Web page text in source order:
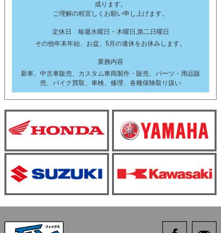
成ります。
ご理解の程宜しくお願い申し上げます。
定休日 毎週水曜日・木曜日,第二日曜日
その他年末年始、お盆、5月の連休をお休みします。
業務内容
新車、中古車販売、カスタム車両製作・販売、パーツ・用品販
売、バイク買取、車検、修理、各種保険取り扱い